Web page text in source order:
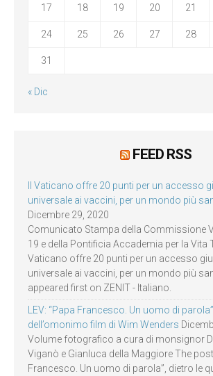
17 18 19 20 21
24 25 26 27 28
31
« Dic
FEED RSS
Il Vaticano offre 20 punti per un accesso
universale ai vaccini, per un mondo più
Dicembre 29, 2020
Comunicato Stampa della Commissione
19 e della Pontificia Accademia per la Vita
Vaticano offre 20 punti per un accesso
universale ai vaccini, per un mondo più
appeared first on ZENIT - Italiano.
LEV: “Papa Francesco. Un uomo di
dell’omonimo film di Wim Wenders
Volume fotografico a cura di monsignor
Viganò e Gianluca della Maggiore The post
Francesco. Un uomo di parola”, dietro le